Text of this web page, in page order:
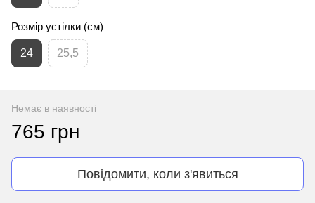
Розмір устілки (см)
24 25,5
Немає в наявності
765 грн
Повідомити, коли з'явиться